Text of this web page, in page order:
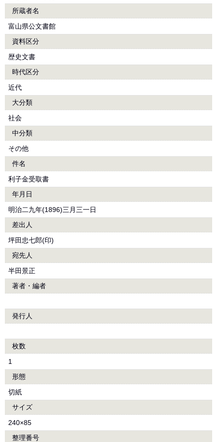
所蔵者名
富山県公文書館
資料区分
歴史文書
時代区分
近代
大分類
社会
中分類
その他
件名
利子金受取書
年月日
明治二九年(1896)三月三一日
差出人
坪田忠七郎(印)
宛先人
半田景正
著者・編者
発行人
枚数
1
形態
切紙
サイズ
240×85
整理番号